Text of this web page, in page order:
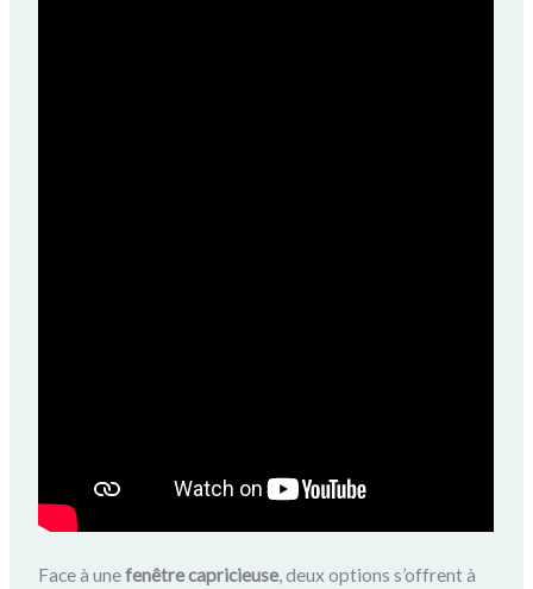
Face à unefenêtre capricieuse, deux options s’offrent à